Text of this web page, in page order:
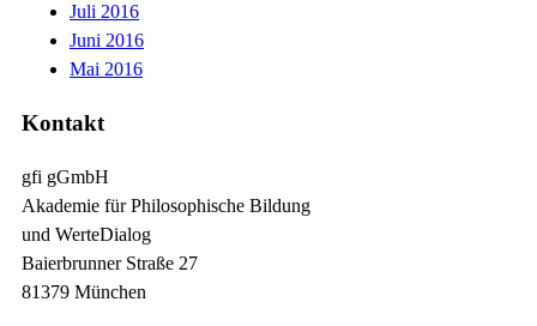
Juli 2016
Juni 2016
Mai 2016
Kontakt
gfi gGmbH
Akademie für Philosophische Bildung
und WerteDialog
Baierbrunner Straße 27
81379 München